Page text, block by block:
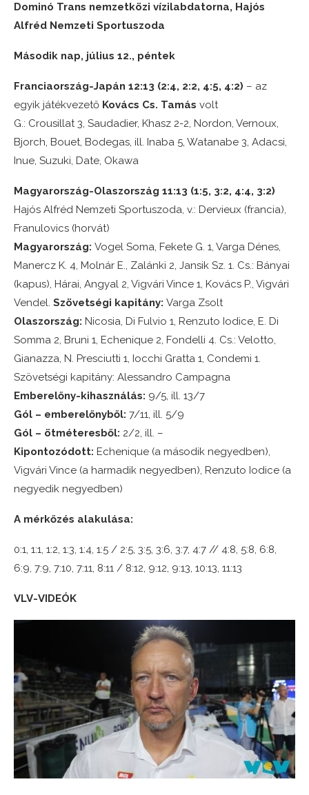
Dominó Trans nemzetközi vízilabdatorna, Hajós
Alfréd Nemzeti Sportuszoda
Második nap, július 12., péntek
Franciaország-Japán 12:13 (2:4, 2:2, 4:5, 4:2) – az
egyik játékvezető Kovács Cs. Tamás volt
G.: Crousillat 3, Saudadier, Khasz 2-2, Nordon, Vernoux,
Bjorch, Bouet, Bodegas, ill. Inaba 5, Watanabe 3, Adacsi,
Inue, Suzuki, Date, Okawa
Magyarország-Olaszország 11:13 (1:5, 3:2, 4:4, 3:2)
Hajós Alfréd Nemzeti Sportuszoda, v.: Dervieux (francia),
Franulovics (horvát)
Magyarország: Vogel Soma, Fekete G. 1, Varga Dénes,
Manercz K. 4, Molnár E., Zalánki 2, Jansik Sz. 1. Cs.: Bányai
(kapus), Hárai, Angyal 2, Vigvári Vince 1, Kovács P., Vigvári
Vendel. Szövetségi kapitány: Varga Zsolt
Olaszország: Nicosia, Di Fulvio 1, Renzuto Iodice, E. Di
Somma 2, Bruni 1, Echenique 2, Fondelli 4. Cs.: Velotto,
Gianazza, N. Presciutti 1, Iocchi Gratta 1, Condemi 1.
Szövetségi kapitány: Alessandro Campagna
Emberelőny-kihasználás: 9/5, ill. 13/7
Gól – emberelőnyből: 7/11, ill. 5/9
Gól – ötméteresből: 2/2, ill. –
Kipontozódott: Echenique (a második negyedben),
Vigvári Vince (a harmadik negyedben), Renzuto Iodice (a
negyedik negyedben)
A mérkőzés alakulása:
0:1, 1:1, 1:2, 1:3, 1:4, 1:5 / 2:5, 3:5, 3:6, 3:7, 4:7 // 4:8, 5:8, 6:8,
6:9, 7:9, 7:10, 7:11, 8:11 / 8:12, 9:12, 9:13, 10:13, 11:13
VLV-VIDEÓK